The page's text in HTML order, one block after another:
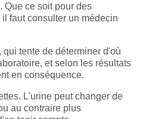
Que ce soit pour des
faut consulter un médecin
tente de déterminer d'où
et selon les résultats
en conséquence.
L'urine peut changer de
au contraire plus